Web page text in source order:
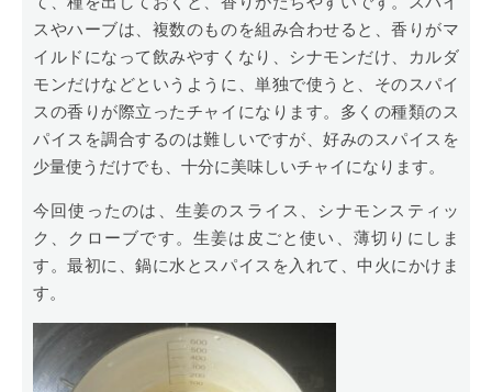
スやハーブは、複数のものを組み合わせると、香りがマ
イルドになって飲みやすくなり、シナモンだけ、カルダ
モンだけなどというように、単独で使うと、そのスパイ
スの香りが際立ったチャイになります。多くの種類のス
パイスを調合するのは難しいですが、好みのスパイスを
少量使うだけでも、十分に美味しいチャイになります。
今回使ったのは、生姜のスライス、シナモンスティッ
ク、クローブです。生姜は皮ごと使い、薄切りにしま
す。最初に、鍋に水とスパイスを入れて、中火にかけま
す。